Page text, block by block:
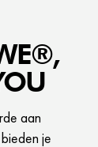
aan
je